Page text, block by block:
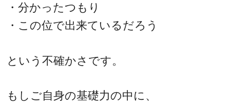
・分かったつもり
・この位で出来ているだろう
という不確かさです。
もしご自身の基礎力の中に、